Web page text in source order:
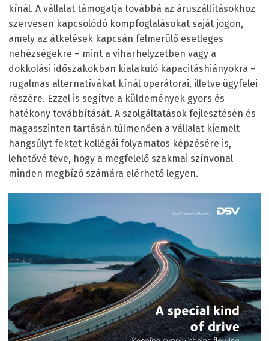
kínál. A vállalat támogatja továbbá az áruszállításokhoz
szervesen kapcsolódó kompfoglalásokat saját jogon,
amely az átkelések kapcsán felmerülő esetleges
nehézségekre – mint a viharhelyzetben vagy a
dokkolási időszakokban kialakuló kapacitáshiányokra –
rugalmas alternatívákat kínál operátorai, illetve ügyfelei
részére. Ezzel is segítve a küldemények gyors és
hatékony továbbítását. A szolgáltatások fejlesztésén és
magasszinten tartásán túlmenően a vállalat kiemelt
hangsúlyt fektet kollégái folyamatos képzésére is,
lehetővé téve, hogy a megfelelő szakmai színvonal
minden megbízó számára elérhető legyen.